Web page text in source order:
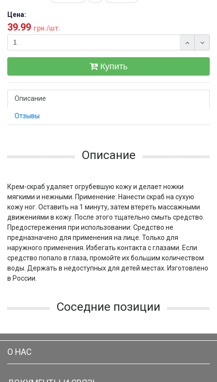
Цена:
39.99 грн./шт.
Купить
Описание
Отзывы
Описание
Крем-скраб удаляет огрубевшую кожу и делает ножки
мягкими и нежными. Применение: Нанести скраб на сухую
кожу ног. Оставить на 1 минуту, затем втереть массажными
движениями в кожу. После этого тщательно смыть средство.
Предостережения при использовании: Средство не
предназначено для применения на лице. Только для
наружного применения. Избегать контакта с глазами. Если
средство попало в глаза, промойте их большим количеством
воды. Держать в недоступных для детей местах. Изготовлено
в России.
Соседние позиции
О НАС